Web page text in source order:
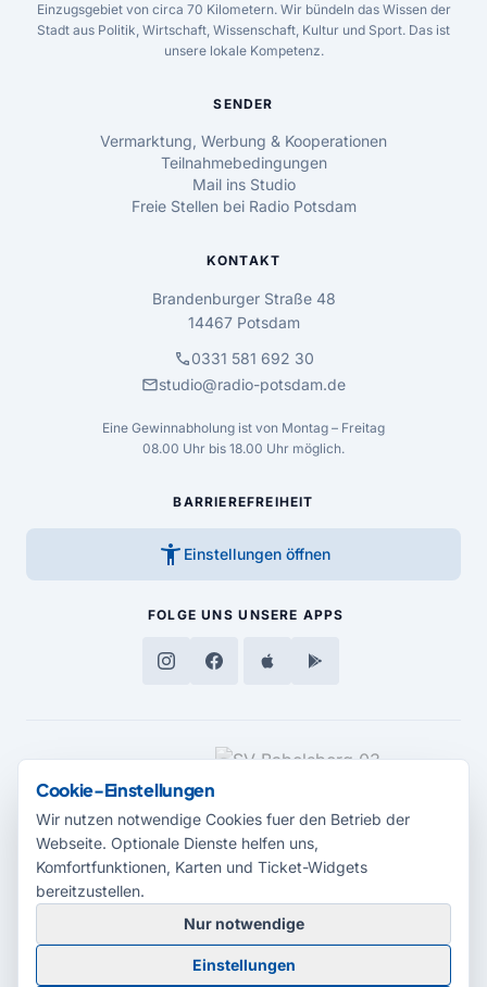
Einzugsgebiet von circa 70 Kilometern. Wir bündeln das Wissen der
Stadt aus Politik, Wirtschaft, Wissenschaft, Kultur und Sport. Das ist
unsere lokale Kompetenz.
SENDER
Vermarktung, Werbung & Kooperationen
Teilnahmebedingungen
Mail ins Studio
Freie Stellen bei Radio Potsdam
KONTAKT
Brandenburger Straße 48
14467 Potsdam
call0331 581 692 30
mailstudio@radio-potsdam.de
Eine Gewinnabholung ist von Montag – Freitag
08.00 Uhr bis 18.00 Uhr möglich.
BARRIEREFREIHEIT
accessibility_new Einstellungen öffnen
FOLGE UNS UNSERE APPS
MEDIENPARTNER
© 2026 Radio Potsdam. Webseite entwickelt durch dieMedienagentur
Babelsberg
Cookie-Einstellungen
Wir nutzen notwendige Cookies fuer den Betrieb der
Webseite. Optionale Dienste helfen uns,
Komfortfunktionen, Karten und Ticket-Widgets
bereitzustellen.
Nur notwendige
Einstellungen